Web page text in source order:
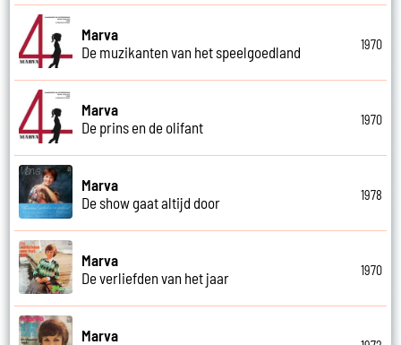
Marva
De muzikanten van het speelgoedland
1970
Marva
De prins en de olifant
1970
Marva
De show gaat altijd door
1978
Marva
De verliefden van het jaar
1970
Marva